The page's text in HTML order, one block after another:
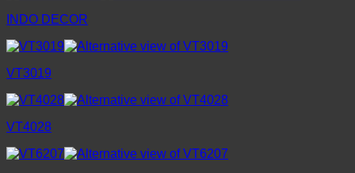
INDO DECOR
VT3019
VT4028